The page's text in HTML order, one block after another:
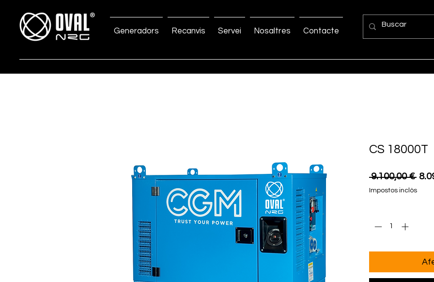
Generadors Recanvis Servei Nosaltres Contacte
CS 18000T
9.100,00 €
Impostos inclòs